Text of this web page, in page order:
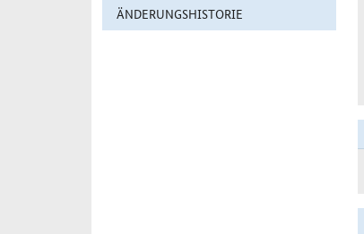
ÄNDERUNGSHISTORIE